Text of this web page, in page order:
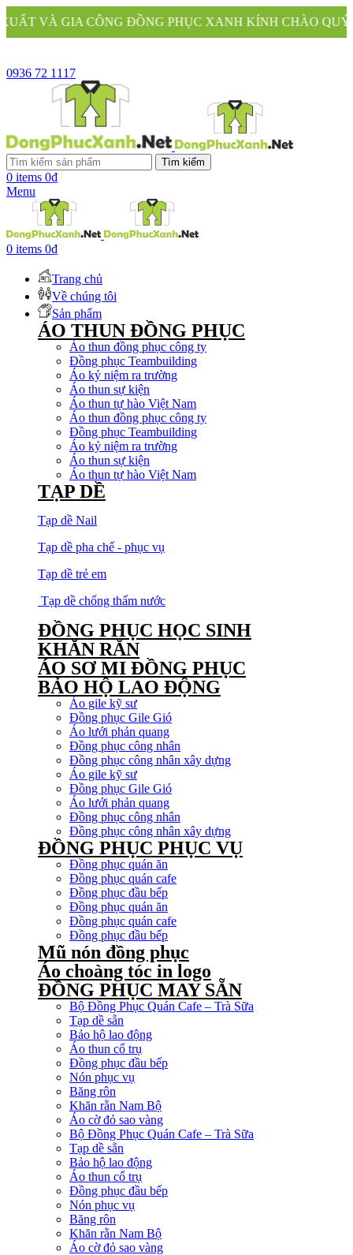
ĐỒNG PHỤC XANH KÍNH CHÀO QUÝ KHÁCH
0936 72 1117
Tìm kiếm
0 items 0₫
Menu
0 items 0₫
Trang chủ
Về chúng tôi
Sản phẩm
ÁO THUN ĐỒNG PHỤC
Áo thun đồng phục công ty
Đồng phục Teambuilding
Áo kỷ niệm ra trường
Áo thun sự kiện
Áo thun tự hào Việt Nam
Áo thun đồng phục công ty
Đồng phục Teambuilding
Áo kỷ niệm ra trường
Áo thun sự kiện
Áo thun tự hào Việt Nam
TẠP DỀ
Tạp dề Nail
Tạp dề pha chế - phục vụ
Tạp dề trẻ em
Tạp dề chống thấm nước
ĐỒNG PHỤC HỌC SINH
KHĂN RẰN
ÁO SƠ MI ĐỒNG PHỤC
BẢO HỘ LAO ĐỘNG
Áo gile kỹ sư
Đồng phục Gile Gió
Áo lưới phản quang
Đồng phục công nhân
Đồng phục công nhân xây dựng
Áo gile kỹ sư
Đồng phục Gile Gió
Áo lưới phản quang
Đồng phục công nhân
Đồng phục công nhân xây dựng
ĐỒNG PHỤC PHỤC VỤ
Đồng phục quán ăn
Đồng phục quán cafe
Đồng phục đầu bếp
Đồng phục quán ăn
Đồng phục quán cafe
Đồng phục đầu bếp
Mũ nón đồng phục
Áo choàng tóc in logo
ĐỒNG PHỤC MAY SẴN
Bộ Đồng Phục Quán Cafe – Trà Sữa
Tạp dề sẵn
Bảo hộ lao động
Áo thun cổ trụ
Đồng phục đầu bếp
Nón phục vụ
Băng rôn
Khăn rằn Nam Bộ
Áo cờ đỏ sao vàng
Bộ Đồng Phục Quán Cafe – Trà Sữa
Tạp dề sẵn
Bảo hộ lao động
Áo thun cổ trụ
Đồng phục đầu bếp
Nón phục vụ
Băng rôn
Khăn rằn Nam Bộ
Áo cờ đỏ sao vàng